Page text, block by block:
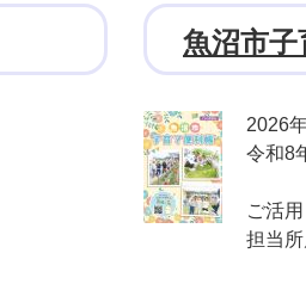
魚沼市子
2026
令和8
ご活用
担当